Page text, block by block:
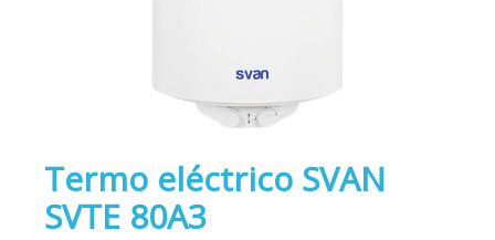
Termo eléctrico SVAN
SVTE 80A3